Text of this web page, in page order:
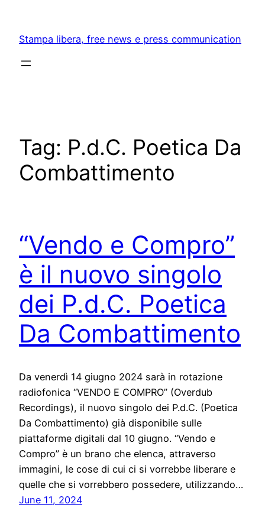
content
Stampa libera, free news e press communication
Tag: P.d.C. Poetica Da
Combattimento
“Vendo e Compro”
è il nuovo singolo
dei P.d.C. Poetica
Da Combattimento
Da venerdì 14 giugno 2024 sarà in rotazione
radiofonica “VENDO E COMPRO” (Overdub
Recordings), il nuovo singolo dei P.d.C. (Poetica
Da Combattimento) già disponibile sulle
piattaforme digitali dal 10 giugno. “Vendo e
Compro” è un brano che elenca, attraverso
immagini, le cose di cui ci si vorrebbe liberare e
quelle che si vorrebbero possedere, utilizzando…
June 11, 2024